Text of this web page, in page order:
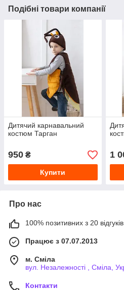
Подібні товари компанії
Дитячий карнавальний
костюм Тарган
950 ₴
Купити
1
Про нас
100% позитивних з 20 відгуків
Працює з 07.07.2013
м. Сміла
вул. Незалежності , Сміла,
Контакти